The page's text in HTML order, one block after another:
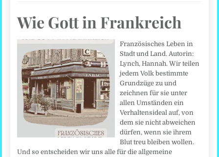
Wie Gott in Frankreich
Französisches Leben in
Stadt und Land. Autorin:
Lynch, Hannah. Wir teilen
jedem Volk bestimmte
Grundzüge zu und
zeichnen für sie unter
allen Umständen ein
Verhaltensideal auf, von
dem sie nicht abweichen
dürfen, wenn sie ihrem
Blut treu bleiben wollen.
Und so entscheiden wir uns alle für die allgemeine